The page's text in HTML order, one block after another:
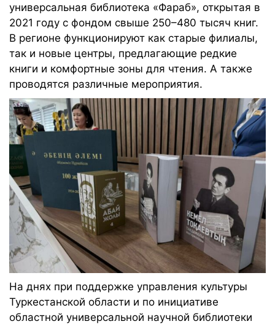
универсальная библиотека «Фараб», открытая в
2021 году с фондом свыше 250–480 тысяч книг.
В регионе функционируют как старые филиалы,
так и новые центры, предлагающие редкие
книги и комфортные зоны для чтения. А также
проводятся различные мероприятия.
На днях при поддержке управления культуры
Туркестанской области и по инициативе
областной универсальной научной библиотеки